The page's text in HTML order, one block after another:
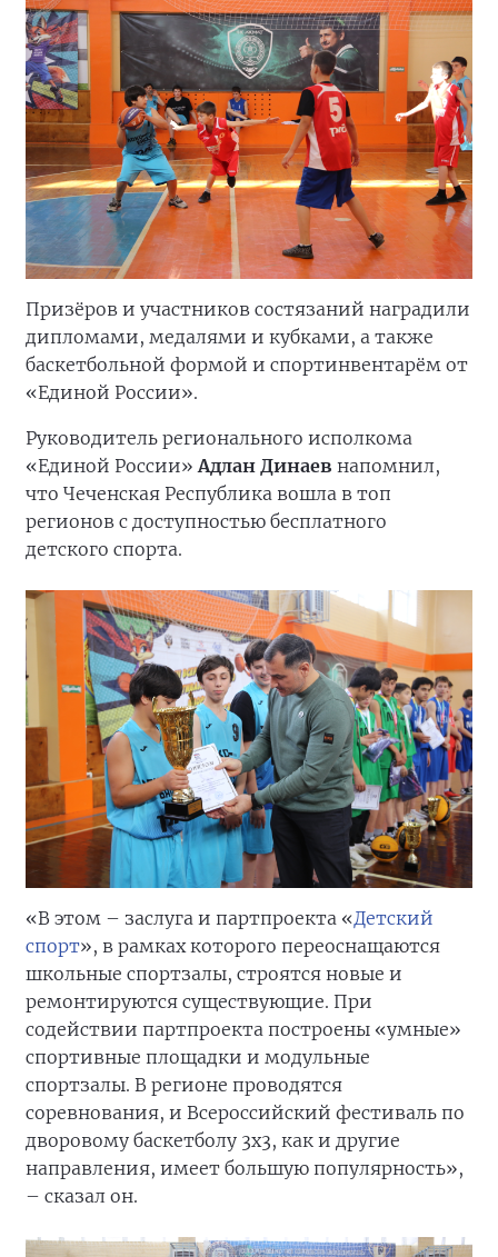
Призёров и участников состязаний наградили
дипломами, медалями и кубками, а также
баскетбольной формой и спортинвентарём от
«Единой России».
Руководитель регионального исполкома
«Единой России»Адлан Динаев напомнил,
что Чеченская Республика вошла в топ
регионов с доступностью бесплатного
детского спорта.
«В этом – заслуга и партпроекта «Детский
спорт», в рамках которого переоснащаются
школьные спортзалы, строятся новые и
ремонтируются существующие. При
содействии партпроекта построены «умные»
спортивные площадки и модульные
спортзалы. В регионе проводятся
соревнования, и Всероссийский фестиваль по
дворовому баскетболу 3х3, как и другие
направления, имеет большую популярность»,
– сказал он.